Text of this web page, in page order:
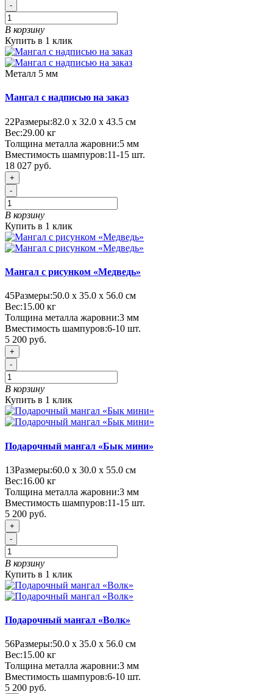
-
В корзину
Купить в 1 клик
Металл 5 мм
Мангал с надписью на заказ
22Размеры:82.0 х 32.0 х 43.5 см
Вес:29.00 кг
Толщина металла жаровни:5 мм
Вместимость шампуров:11-15 шт.
18 027 руб.
+
-
В корзину
Купить в 1 клик
Мангал с рисунком «Медведь»
45Размеры:50.0 х 35.0 х 56.0 см
Вес:15.00 кг
Толщина металла жаровни:3 мм
Вместимость шампуров:6-10 шт.
5 200 руб.
+
-
В корзину
Купить в 1 клик
Подарочный мангал «Бык мини»
13Размеры:60.0 х 30.0 х 55.0 см
Вес:16.00 кг
Толщина металла жаровни:3 мм
Вместимость шампуров:11-15 шт.
5 200 руб.
+
-
В корзину
Купить в 1 клик
Подарочный мангал «Волк»
56Размеры:50.0 х 35.0 х 56.0 см
Вес:15.00 кг
Толщина металла жаровни:3 мм
Вместимость шампуров:6-10 шт.
5 200 руб.